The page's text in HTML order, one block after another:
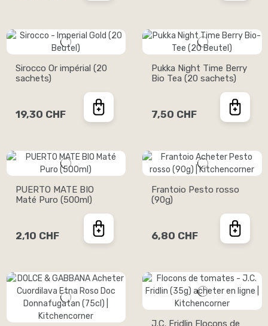
Sirocco Or impérial (20
sachets)
19,30 CHF
Pukka Night Time Berry
Bio Tea (20 sachets)
7,50 CHF
PUERTO MATE BIO
Maté Puro (500ml)
2,10 CHF
Frantoio Pesto rosso
(90g)
6,80 CHF
J.C. Fridlin Flocons de